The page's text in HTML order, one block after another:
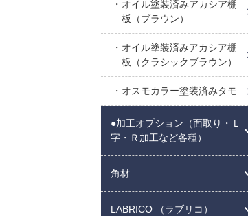
オイル塗装済みアカシア棚
板（ブラウン）
オイル塗装済みアカシア棚
板（クラシックブラウン）
オスモカラー塗装済みタモ
●加工オプション（面取り・Ｌ
字・Ｒ加工など各種）
角材
LABRICO （ラブリコ）